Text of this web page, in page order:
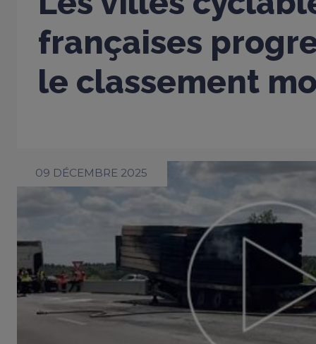
françaises
le classement
09 DÉCEMBRE 2025